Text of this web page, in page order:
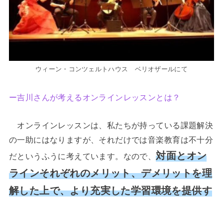
ウィーン・コンツェルトハウス ベリオザールにて
ー吉川さんが考えるオンラインレッスンとは？
オンラインレッスンは、私たちが持っている課題解決
の一助にはなりますが、それだけでは音楽教育は不十分
だというふうに考えています。なので、対面とオン
ラインそれぞれのメリット、デメリットを理
解した上で、より充実した学習環境を提供す